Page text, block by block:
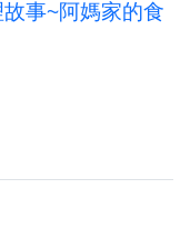
故事~阿媽家的食